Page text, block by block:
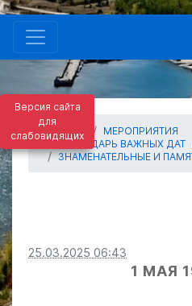
Версия сайта
для
слабовидящих
МЕРОПРИЯТИЯ
КАЛЕНДАРЬ ВАЖНЫХ ДАТ
ЗНАМЕНАТЕЛЬНЫЕ И
25.03.2025 06:43
1 МАЯ